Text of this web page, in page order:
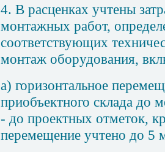
4. В расценках учтены
монтажных работ,
соответствующих
монтаж оборудования,
а) горизонтальное
приобъектного склада до
- до проектных отметок,
перемещение учтено до 5